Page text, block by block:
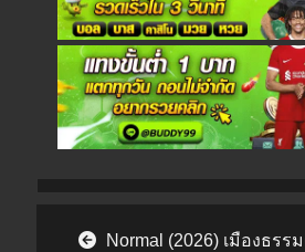
Post navigation
Normal (2026) เมืองธรร